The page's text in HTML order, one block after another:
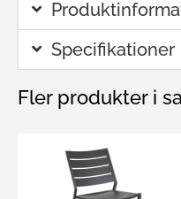
Specifikationer
Fler produkter i